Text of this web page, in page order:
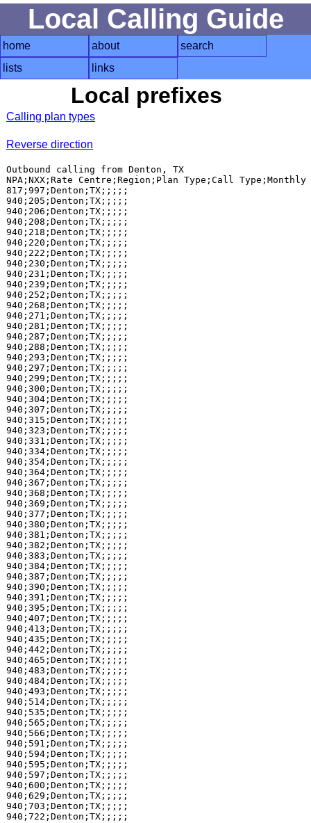
Local Calling Guide
home about
search
lists
links
Local prefixes
Calling plan types
Reverse direction
Outbound calling from Denton, TX
NPA;NXX;Rate Centre;Region;Plan Type;Call
817;997;Denton;TX;;;;;
940;205;Denton;TX;;;;;
940;206;Denton;TX;;;;;
940;208;Denton;TX;;;;;
940;218;Denton;TX;;;;;
940;220;Denton;TX;;;;;
940;222;Denton;TX;;;;;
940;230;Denton;TX;;;;;
940;231;Denton;TX;;;;;
940;239;Denton;TX;;;;;
940;252;Denton;TX;;;;;
940;268;Denton;TX;;;;;
940;271;Denton;TX;;;;;
940;281;Denton;TX;;;;;
940;287;Denton;TX;;;;;
940;288;Denton;TX;;;;;
940;293;Denton;TX;;;;;
940;297;Denton;TX;;;;;
940;299;Denton;TX;;;;;
940;300;Denton;TX;;;;;
940;304;Denton;TX;;;;;
940;307;Denton;TX;;;;;
940;315;Denton;TX;;;;;
940;323;Denton;TX;;;;;
940;331;Denton;TX;;;;;
940;334;Denton;TX;;;;;
940;354;Denton;TX;;;;;
940;364;Denton;TX;;;;;
940;367;Denton;TX;;;;;
940;368;Denton;TX;;;;;
940;369;Denton;TX;;;;;
940;377;Denton;TX;;;;;
940;380;Denton;TX;;;;;
940;381;Denton;TX;;;;;
940;382;Denton;TX;;;;;
940;383;Denton;TX;;;;;
940;384;Denton;TX;;;;;
940;387;Denton;TX;;;;;
940;390;Denton;TX;;;;;
940;391;Denton;TX;;;;;
940;395;Denton;TX;;;;;
940;407;Denton;TX;;;;;
940;413;Denton;TX;;;;;
940;435;Denton;TX;;;;;
940;442;Denton;TX;;;;;
940;465;Denton;TX;;;;;
940;483;Denton;TX;;;;;
940;484;Denton;TX;;;;;
940;493;Denton;TX;;;;;
940;514;Denton;TX;;;;;
940;535;Denton;TX;;;;;
940;565;Denton;TX;;;;;
940;566;Denton;TX;;;;;
940;591;Denton;TX;;;;;
940;594;Denton;TX;;;;;
940;595;Denton;TX;;;;;
940;597;Denton;TX;;;;;
940;600;Denton;TX;;;;;
940;629;Denton;TX;;;;;
940;703;Denton;TX;;;;;
940;722;Denton;TX;;;;;